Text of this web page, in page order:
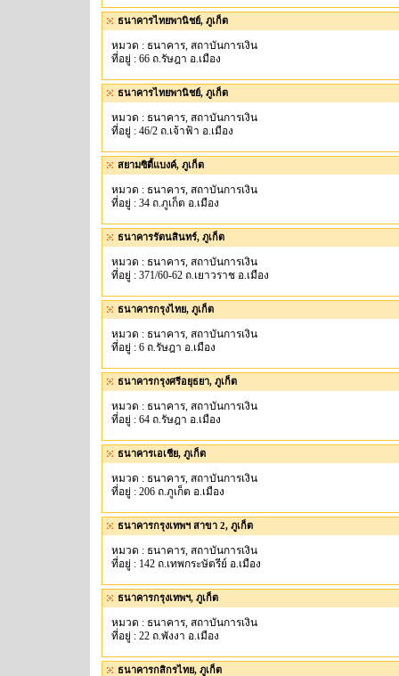
ธนาคารไทยพานิชย์, ภูเก็ต
หมวด : ธนาคาร, สถาบันการเงิน
ที่อยู่ : 66 ถ.รัษฎา อ.เมือง
ธนาคารไทยพานิชย์, ภูเก็ต
หมวด : ธนาคาร, สถาบันการเงิน
ที่อยู่ : 46/2 ถ.เจ้าฟ้า อ.เมือง
สยามซิตี้แบงค์, ภูเก็ต
หมวด : ธนาคาร, สถาบันการเงิน
ที่อยู่ : 34 ถ.ภูเก็ต อ.เมือง
ธนาคารรัตนสินทร์, ภูเก็ต
หมวด : ธนาคาร, สถาบันการเงิน
ที่อยู่ : 371/60-62 ถ.เยาวราช อ.เมือง
ธนาคารกรุงไทย, ภูเก็ต
หมวด : ธนาคาร, สถาบันการเงิน
ที่อยู่ : 6 ถ.รัษฎา อ.เมือง
ธนาคารกรุงศรีอยุธยา, ภูเก็ต
หมวด : ธนาคาร, สถาบันการเงิน
ที่อยู่ : 64 ถ.รัษฎา อ.เมือง
ธนาคารเอเชีย, ภูเก็ต
หมวด : ธนาคาร, สถาบันการเงิน
ที่อยู่ : 206 ถ.ภูเก็ต อ.เมือง
ธนาคารกรุงเทพฯ สาขา 2, ภูเก็ต
หมวด : ธนาคาร, สถาบันการเงิน
ที่อยู่ : 142 ถ.เทพกระษัตรีย์ อ.เมือง
ธนาคารกรุงเทพฯ, ภูเก็ต
หมวด : ธนาคาร, สถาบันการเงิน
ที่อยู่ : 22 ถ.พังงา อ.เมือง
ธนาคารกสิกรไทย, ภูเก็ต